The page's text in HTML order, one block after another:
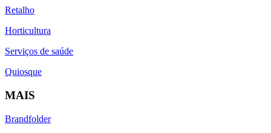
Retalho
Horticultura
Serviços de saúde
Quiosque
MAIS
Brandfolder